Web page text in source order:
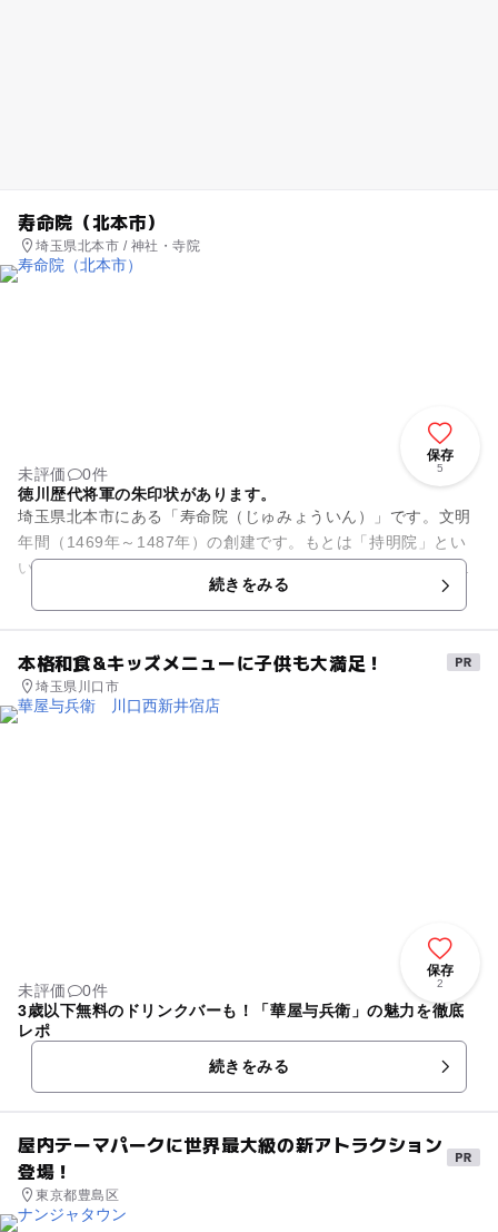
寿命院（北本市）
埼玉県北本市 / 神社・寺院
保存
5
未評価
0件
徳川歴代将軍の朱印状があります。
埼玉県北本市にある「寿命院（じゅみょういん）」です。文明
年間（1469年～1487年）の創建です。もとは「持明院」とい
い、戦国時代に付近を支配していた深井氏が中興です。天正19
続きをみる
本格和食&キッズメニューに子供も大満足！
埼玉県川口市
保存
2
未評価
0件
3歳以下無料のドリンクバーも！「華屋与兵衛」の魅力を徹底
レポ
続きをみる
屋内テーマパークに世界最大級の新アトラクション
登場！
東京都豊島区